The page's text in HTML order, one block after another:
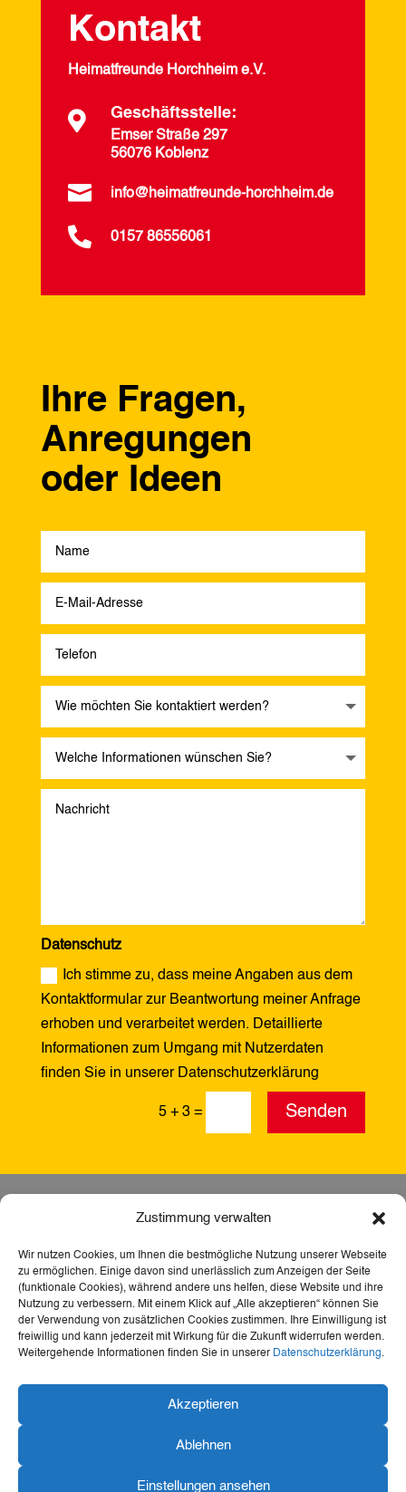
Zustimmung verwalten
Wir nutzen Cookies, um Ihnen die bestmögliche Nutzung unserer Webseite
zu ermöglichen. Einige davon sind unerlässlich zum Anzeigen der Seite
(funktionale Cookies), während andere uns helfen, diese Website und ihre
Nutzung zu verbessern. Mit einem Klick auf „Alle akzeptieren“ können Sie
der Verwendung von zusätzlichen Cookies zustimmen. Ihre Einwilligung ist
freiwillig und kann jederzeit mit Wirkung für die Zukunft widerrufen werden.
Weitergehende Informationen finden Sie in unserer Datenschutzerklärung.
Akzeptieren
Ablehnen
Einstellungen ansehen
Kontakt
Heimatfreunde Horchheim e.V.
 Geschäftsstelle:
Emser Straße 297
56076 Koblenz
 info@heimatfreunde-horchheim.de
 0157 86556061
Ihre Fragen,
Anregungen
oder Ideen
Datenschutz
Ich stimme zu, dass meine Angaben aus dem
Kontaktformular zur Beantwortung meiner Anfrage
erhoben und verarbeitet werden. Detaillierte
Informationen zum Umgang mit Nutzerdaten
finden Sie in unserer Datenschutzerklärung
5 + 3 = Senden
Webseite barrierefrei – für mehr Teilhabe,